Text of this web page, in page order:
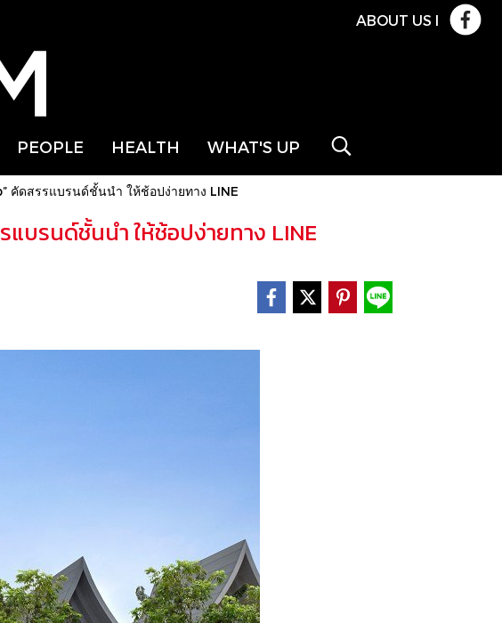
ABOUT US l
PEOPLE HEALTH WHAT'S UP
คัดสรรแบรนด์ชั้นนำ ให้ช้อปง่ายทาง LINE
บรนด์ชั้นนำ ให้ช้อปง่ายทาง LINE